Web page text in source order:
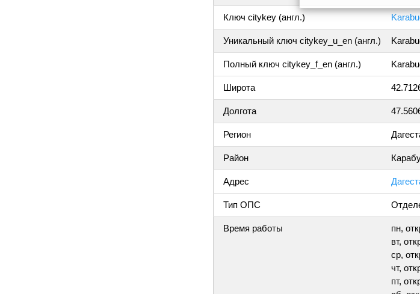
Ключ citykey (англ.)
Уникальный ключ citykey_u_en (англ.)
Полный ключ citykey_f_en (англ.)
Широта
Долгота
Регион
Район
Адрес
Тип ОПС
Время работы
пн,
вт,
ср,
чт,
пт,